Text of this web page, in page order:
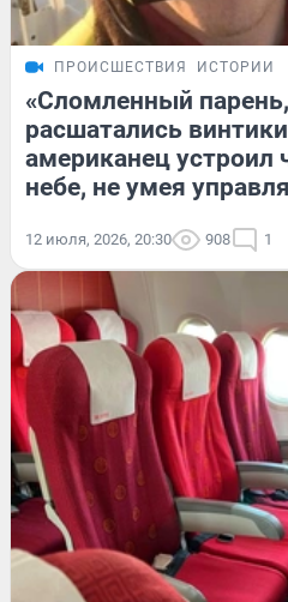
ПРОИСШЕСТВИЯ ИСТОРИИ
«Сломленный
расшатались
американец устроил
небе, не умея
12 июля, 2026, 20:30 908 1